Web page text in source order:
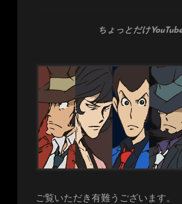
ちょっとだけ
ご覧いただき有難うございます。